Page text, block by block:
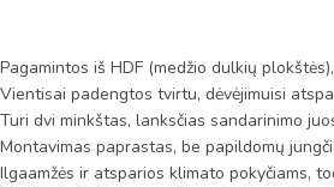
Pagamintos iš HDF (medžio dulkių
Vientisai padengtos tvirtu, dėvėjimuisi
Turi dvi minkštas, lanksčias sandarinimo
Montavimas paprastas, be papildomų
Ilgaamžės ir atsparios klimato pokyčiams,